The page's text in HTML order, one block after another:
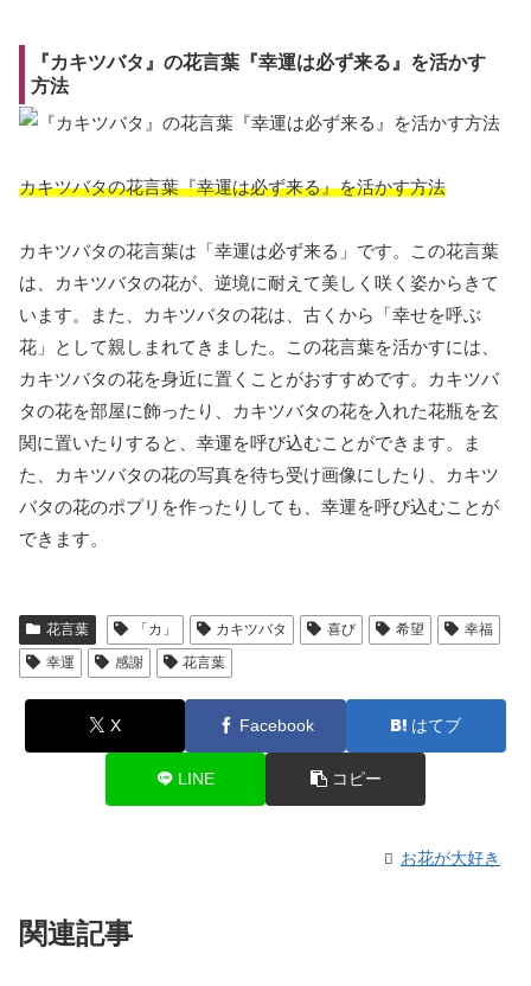
『カキツバタ』の花言葉『幸運は必ず来る』を活かす
方法
カキツバタの花言葉『幸運は必ず来る』を活かす方法
カキツバタの花言葉は「幸運は必ず来る」です。この花言葉
は、カキツバタの花が、逆境に耐えて美しく咲く姿からきて
います。また、カキツバタの花は、古くから「幸せを呼ぶ
花」として親しまれてきました。この花言葉を活かすには、
カキツバタの花を身近に置くことがおすすめです。カキツバ
タの花を部屋に飾ったり、カキツバタの花を入れた花瓶を玄
関に置いたりすると、幸運を呼び込むことができます。ま
た、カキツバタの花の写真を待ち受け画像にしたり、カキツ
バタの花のポプリを作ったりしても、幸運を呼び込むことが
できます。
花言葉 「カ」 カキツバタ 喜び 希望
幸福
幸運
感謝 花言葉
X Facebook はてブ
LINE コピー
お花が大好き
関連記事